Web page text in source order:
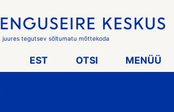
juures tegutsev sõltumatu mõttekoda
EST OTSI MENÜÜ